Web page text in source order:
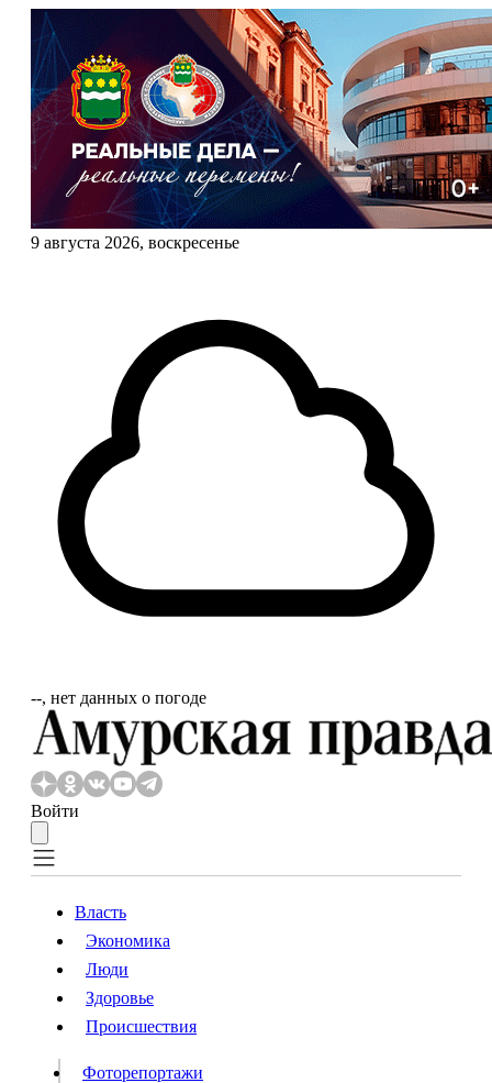
9 августа 2026, воскресенье
‐‐, нет данных о погоде
Войти
Власть
Происшествия
Видео
Власть
Экономика
Люди
Здоровье
Происшествия
Фоторепортажи